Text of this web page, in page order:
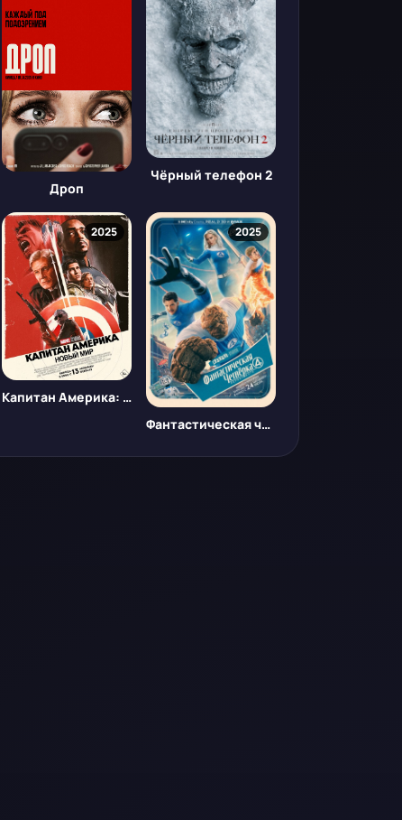
Дроп
Чёрный телефон 2
2025
Капитан Америка: Новый мир
2025
Фантастическая четвёрка: Первые шаги